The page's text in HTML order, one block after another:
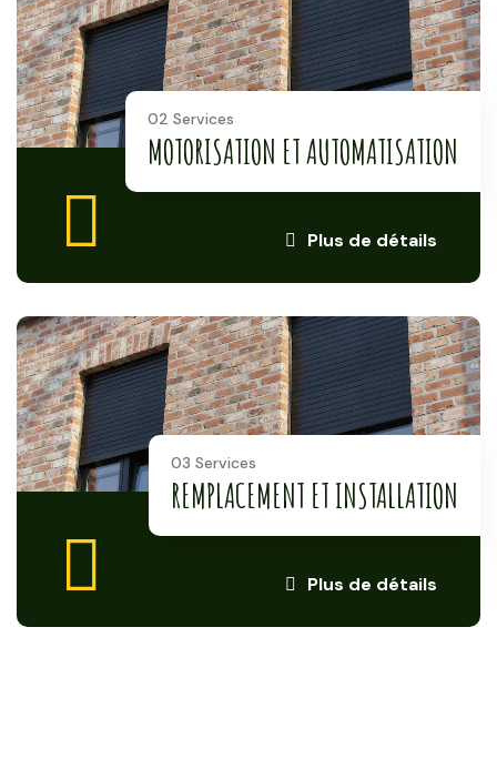
Plus de détails
02 Services
MOTORISATION ET AUTOMATISATION
Plus de détails
03 Services
REMPLACEMENT ET INSTALLATION